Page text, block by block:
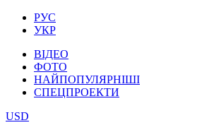
РУС
УКР
ВІДЕО
ФОТО
НАЙПОПУЛЯРНІШІ
СПЕЦПРОЕКТИ
USD